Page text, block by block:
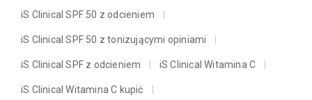
iS Clinical SPF 50 z odcieniem
iS Clinical SPF 50 z tonizującymi opiniami
iS Clinical SPF z odcieniem iS Clinical Witamina C
iS Clinical Witamina C kupić